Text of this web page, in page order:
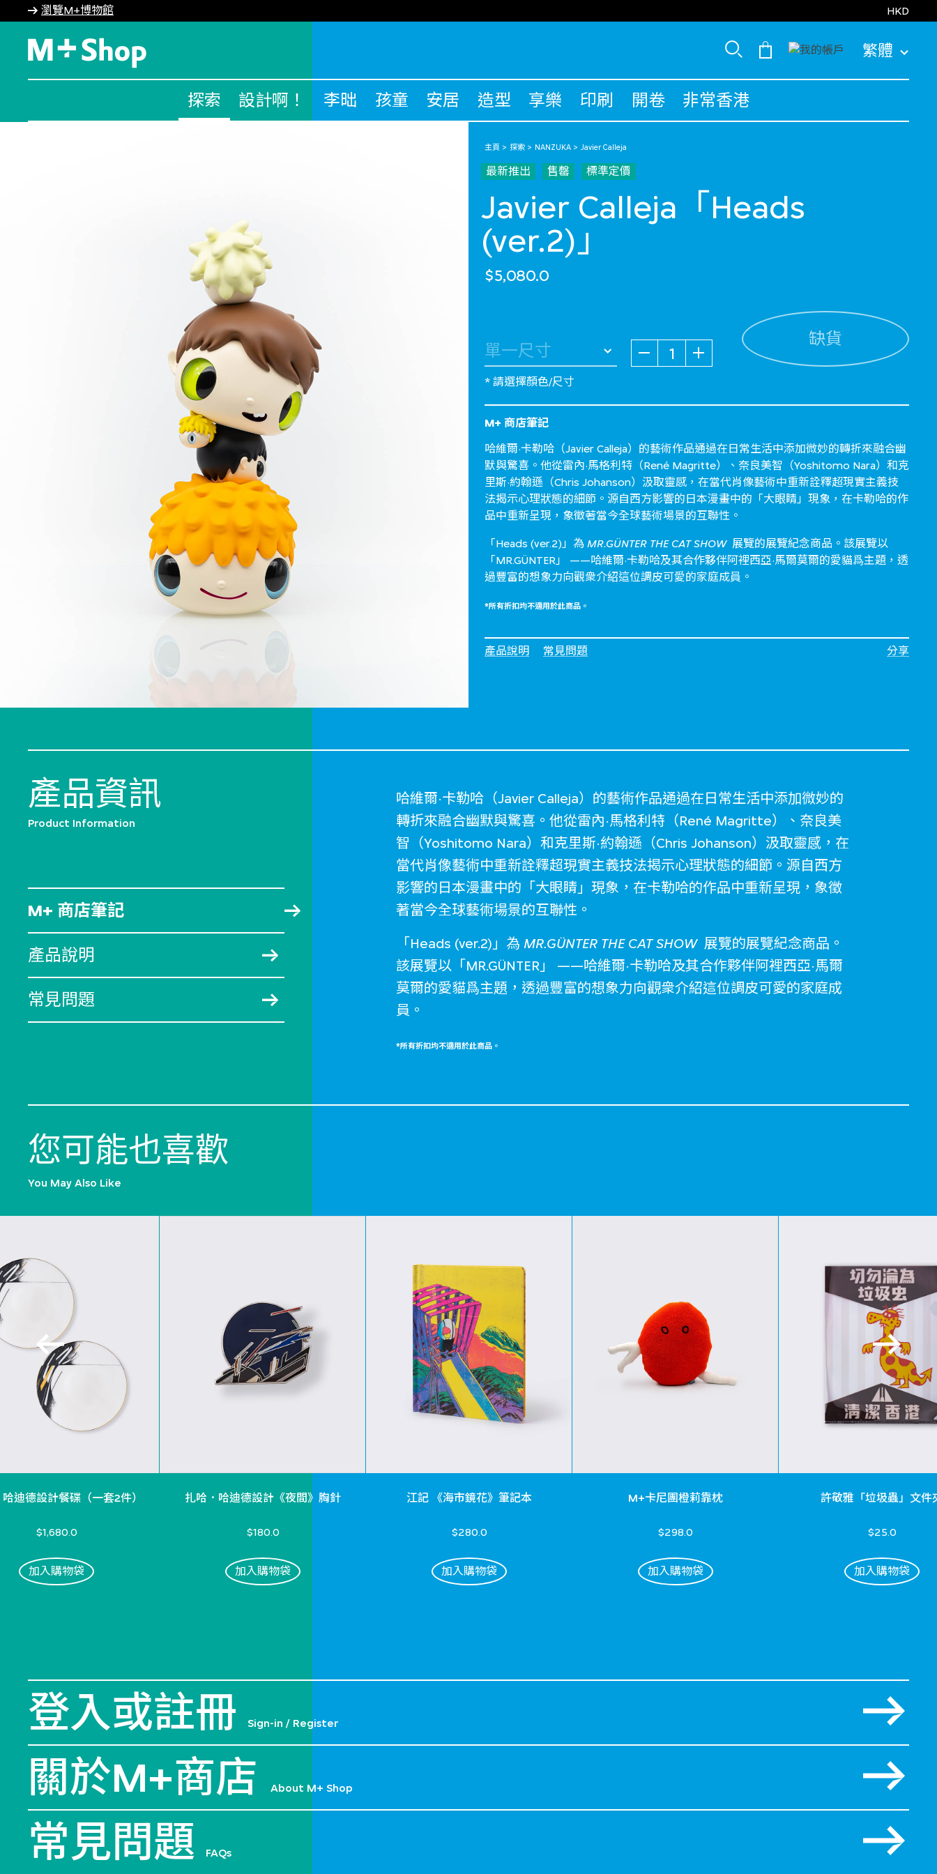
瀏覽M+博物館 HKD
繁體
探索 設計啊！ 李昢 孩童 安居 造型 享樂 印刷 開卷 非常香港
主頁 探索 NANZUKA Javier Calleja
最新推出 售罄 標準定價
Javier Calleja「Heads
(ver.2)」
$5,080.0
缺貨
* 請選擇顏色/尺寸
M+ 商店筆記
哈維爾·卡勒哈（Javier Calleja）的藝術作品通過在日常生活中添加微妙的轉折來融合幽
默與驚喜。他從雷內·馬格利特（René Magritte）、奈良美智（Yoshitomo Nara）和克
里斯·約翰遜（Chris Johanson）汲取靈感，在當代肖像藝術中重新詮釋超現實主義技
法揭示心理狀態的細節。源自西方影響的日本漫畫中的「大眼睛」現象，在卡勒哈的作
品中重新呈現，象徵著當今全球藝術場景的互聯性。
「Heads (ver.2)」為 MR.GÜNTER THE CAT SHOW 展覽的展覽紀念商品。該展覽以
「MR.GÜNTER」 ——哈維爾·卡勒哈及其合作夥伴阿裡西亞·馬爾莫爾的愛貓爲主題，透
過豐富的想象力向觀衆介紹這位調皮可愛的家庭成員。
*所有折扣均不適用於此商品。
產品說明 常見問題 分享
產品資訊
Product Information
M+ 商店筆記
產品說明
常見問題
哈維爾·卡勒哈（Javier Calleja）的藝術作品通過在日常生活中添加微妙的
轉折來融合幽默與驚喜。他從雷內·馬格利特（René Magritte）、奈良美
智（Yoshitomo Nara）和克里斯·約翰遜（Chris Johanson）汲取靈感，在
當代肖像藝術中重新詮釋超現實主義技法揭示心理狀態的細節。源自西方
影響的日本漫畫中的「大眼睛」現象，在卡勒哈的作品中重新呈現，象徵
著當今全球藝術場景的互聯性。
「Heads (ver.2)」為 MR.GÜNTER THE CAT SHOW 展覽的展覽紀念商品。
該展覽以「MR.GÜNTER」 ——哈維爾·卡勒哈及其合作夥伴阿裡西亞·馬爾
莫爾的愛貓爲主題，透過豐富的想象力向觀衆介紹這位調皮可愛的家庭成
員。
*所有折扣均不適用於此商品。
您可能也喜歡
You May Also Like
迪德設計餐碟（一套2件）
$1,680.0
加入購物袋
扎哈．哈迪德設計《夜間》胸針
$180.0
加入購物袋
江記 《海市鏡花》筆記本
$280.0
加入購物袋
M+卡尼團橙莉靠枕
$298.0
加入購物袋
許敬雅「垃圾蟲」文件
$25.0
加入購物袋
登入或註冊 Sign-in / Register
關於M+商店 About M+ Shop
常見問題 FAQs